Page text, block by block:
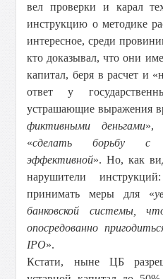
вел проверки и карал
инструкцию о методике
интересное, среди
кто доказывал, что они
капитал, беря в расчет и
ответ у
устрашающие выражения
фиктивными деньгами»,
«сделать борьбу с
эффективной». Но, как
нарушители
принимать меры для «
банковской системы,
опосредованно
IPO».
Кстати, ныне ЦБ